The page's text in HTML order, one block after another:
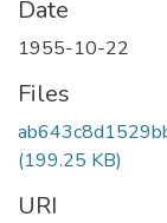
Date
1955-10-22
Files
(199.25 KB)
URI